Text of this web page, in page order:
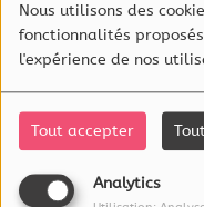
Nous utilisons des
fonctionnalités
l'expérience de nos
Tout accepter
Analytics
Depuis
année, il
au Guide